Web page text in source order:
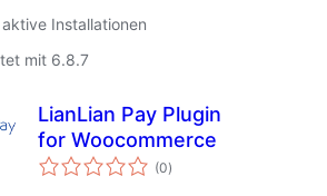
Installationen
mit 6.8.7
LianLian Pay Plugin
for Woocommerce
(0Bewertungen
insgesamt
)